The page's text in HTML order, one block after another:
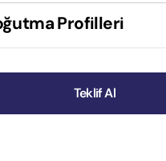
Profilleri
Teklif Al